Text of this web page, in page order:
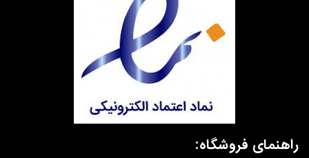
راهنمای فروشگاه: